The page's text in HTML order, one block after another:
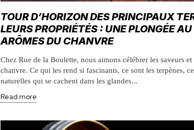
TOUR D’HORIZON DES PRINCIPAUX
LEURS PROPRIÉTÉS : UNE PLONGÉE
ARÔMES DU CHANVRE
Chez Rue de la Boulette, nous aimons célébrer les saveurs
chanvre. Ce qui les rend si fascinants, ce sont les terpènes,
naturelles qui se cachent dans les glandes...
Read more